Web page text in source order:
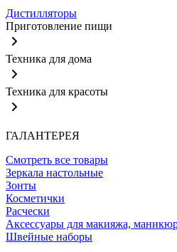
Дистилляторы
Приготовление пищи
Техника для дома
Техника для красоты
ГАЛАНТЕРЕЯ
Смотреть все товары
Зеркала настольные
Зонты
Косметички
Расчески
Аксессуары для макияжа,
Швейные наборы